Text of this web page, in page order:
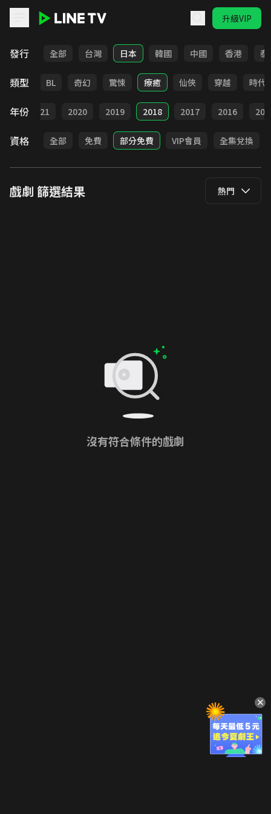
升級VIP
發行 全部 台灣 日本 韓國 中國 香港 泰
類型
勵志 BL 奇幻 驚悚 療癒 仙俠 穿越 時代
年份 2021 2020 2019 2018 2017 2016
資格 全部 免費 部分免費 VIP會員 全集兌換
戲劇 篩選結果 熱門
沒有符合條件的戲劇